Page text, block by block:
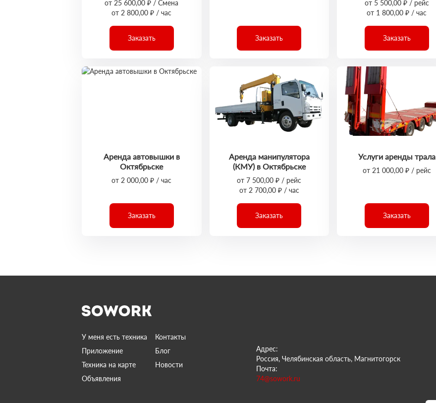
от 25 600,00 ₽ / Смена
от 2 800,00 ₽ / час
Заказать Заказать
от 5 500,00 ₽ / рейс
от 1 800,00 ₽ / час
Заказать
Аренда автовышки в
Октябрьске
от 2 000,00 ₽ / час
Заказать
Аренда манипулятора
(КМУ) в Октябрьске
от 7 500,00 ₽ / рейс
от 2 700,00 ₽ / час
Заказать
Услуги аренды трала
от 21 000,00 ₽ / рейс
Заказать
У меня есть техника
Контакты
Приложение
Блог
Техника на карте
Новости
Объявления
Адрес:
Россия, Челябинская область, Магнитогорск
Почта:
74@sowork.ru